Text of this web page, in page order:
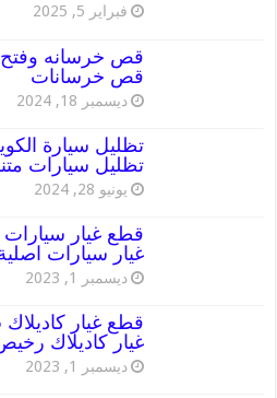
فبراير 5, 2025
قص خرسانات
ديسمبر 18, 2024
تظليل سيارات
يونيو 28, 2024
غيار سيارات
ديسمبر 1, 2023
غيار كاديلاك
ديسمبر 1, 2023